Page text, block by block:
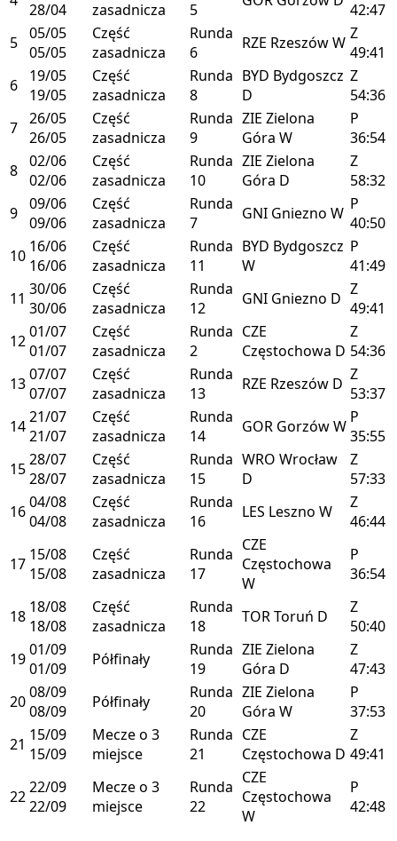
28/04 zasadnicza 5
42:47
5 05/05
05/05
Część
zasadnicza
Runda
6
RZE RzeszówW Z
49:41
6
19/05
19/05
Część
zasadnicza
Runda
8
BYD Bydgoszcz
D
Z
54:36
7 26/05
26/05
Część
zasadnicza
Runda
9
ZIE Zielona
Góra W
P
36:54
8 02/06
02/06
Część
zasadnicza
Runda
10
ZIE Zielona
Góra D
Z
58:32
9 09/06
09/06
Część
zasadnicza
Runda
7
GNI Gniezno W P
40:50
10 16/06
16/06
Część
zasadnicza
Runda
11
BYD Bydgoszcz
W
P
41:49
11 30/06
30/06
Część
zasadnicza
Runda
12
GNI Gniezno D Z
49:41
1201/07
01/07
Część
zasadnicza
Runda
2
CZE
Częstochowa D
Z
54:36
1307/07
07/07
Część
zasadnicza
Runda
13
RZE Rzeszów D Z
53:37
1421/07
21/07
Część
zasadnicza
Runda
14
GOR GorzówW P
35:55
1528/07
28/07
Część
zasadnicza
Runda
15
WRO Wrocław
D
Z
57:33
1604/08
04/08
Część
zasadnicza
Runda
16
LES Leszno W
Z
46:44
17 15/08
15/08
Część
zasadnicza
Runda
17
CZE
Częstochowa
W
P
36:54
18 18/08
18/08
Część
zasadnicza
Runda
18
TORToruń D
Z
50:40
1901/09
01/09
Półfinały
Runda
19
ZIE Zielona
Góra D
Z
47:43
2008/09
08/09
Półfinały
Runda
20
ZIE Zielona
Góra W
P
37:53
21 15/09
15/09
Mecze o 3
miejsce
Runda
21
CZE
Częstochowa D
Z
49:41
2222/09
22/09
Mecze o 3
miejsce
Runda
22
CZE
Częstochowa
W
P
42:48